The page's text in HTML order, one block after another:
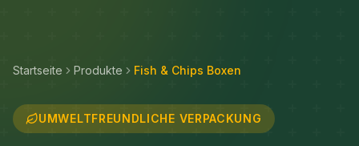
Startseite Produkte Fish & Chips Boxen
UMWELTFREUNDLICHE VERPACKUNG